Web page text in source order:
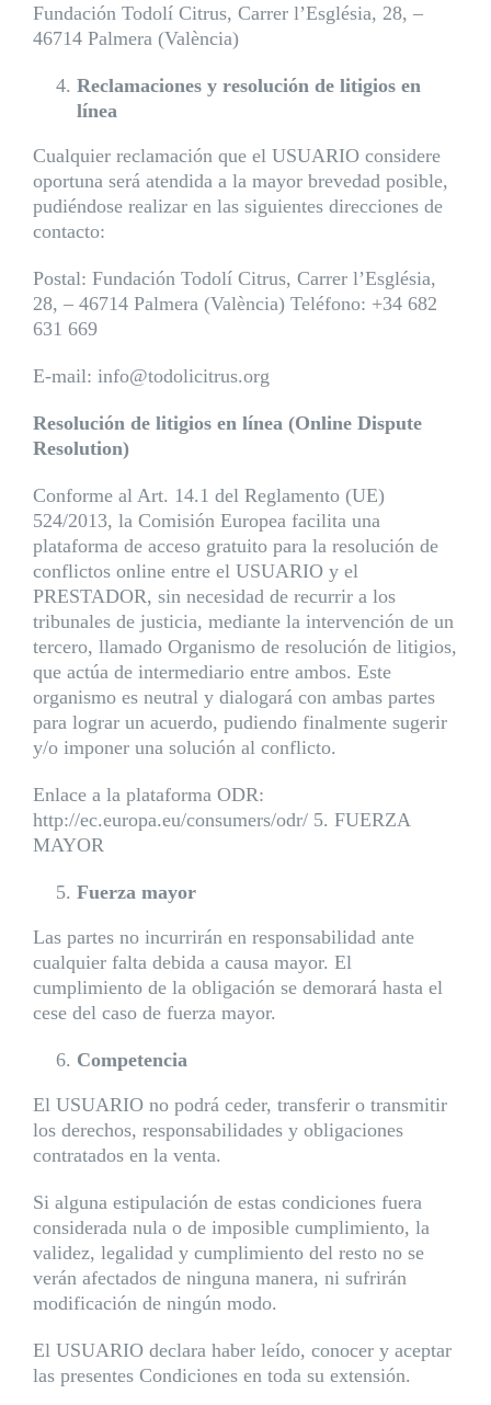
Fundación Todolí Citrus, Carrer l’Església, 28, –
46714 Palmera (València)
Reclamaciones y resolución de litigios en
línea
Cualquier reclamación que el USUARIO considere
oportuna será atendida a la mayor brevedad posible,
pudiéndose realizar en las siguientes direcciones de
contacto:
Postal: Fundación Todolí Citrus, Carrer l’Església,
28, – 46714 Palmera (València) Teléfono: +34 682
631 669
E-mail: info@todolicitrus.org
Resolución de litigios en línea (Online Dispute
Resolution)
Conforme al Art. 14.1 del Reglamento (UE)
524/2013, la Comisión Europea facilita una
plataforma de acceso gratuito para la resolución de
conflictos online entre el USUARIO y el
PRESTADOR, sin necesidad de recurrir a los
tribunales de justicia, mediante la intervención de un
tercero, llamado Organismo de resolución de litigios,
que actúa de intermediario entre ambos. Este
organismo es neutral y dialogará con ambas partes
para lograr un acuerdo, pudiendo finalmente sugerir
y/o imponer una solución al conflicto.
Enlace a la plataforma ODR:
http://ec.europa.eu/consumers/odr/ 5. FUERZA
MAYOR
Fuerza mayor
Las partes no incurrirán en responsabilidad ante
cualquier falta debida a causa mayor. El
cumplimiento de la obligación se demorará hasta el
cese del caso de fuerza mayor.
Competencia
El USUARIO no podrá ceder, transferir o transmitir
los derechos, responsabilidades y obligaciones
contratados en la venta.
Si alguna estipulación de estas condiciones fuera
considerada nula o de imposible cumplimiento, la
validez, legalidad y cumplimiento del resto no se
verán afectados de ninguna manera, ni sufrirán
modificación de ningún modo.
El USUARIO declara haber leído, conocer y aceptar
las presentes Condiciones en toda su extensión.